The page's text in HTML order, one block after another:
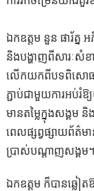
ឯកឧត្តម នួន ផារ័ត្
និងបង្ហាញពីសារៈសំខ
លើកយកពីបទពិសោធន៍
ភ្ជាប់ជាមួយការអប់
មានតម្លៃក្នុងសង្គម
ពេលផ្សព្វផ្សាយព័ត៌ម
ប្រាស់បណ្តាញសង្គម។
ឯកឧត្តម ក៏បានឆ្លៀ